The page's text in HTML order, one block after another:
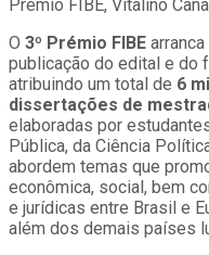
Prémio FIBE, Vitalino
O 3º Prémio FIBE
publicação do edital e do
atribuindo um total de 6
dissertações de
elaboradas por
Pública, da Ciência
abordem temas que
econômica, social, bem
e jurídicas entre Brasil e
além dos demais países